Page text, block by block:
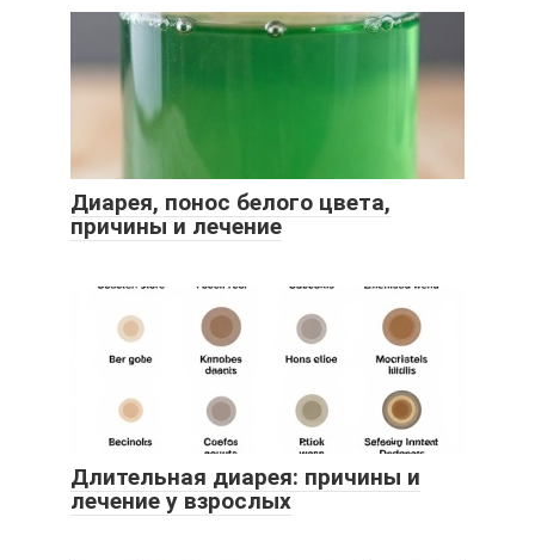
Диарея, понос белого цвета,
причины и лечение
Длительная диарея: причины и
лечение у взрослых